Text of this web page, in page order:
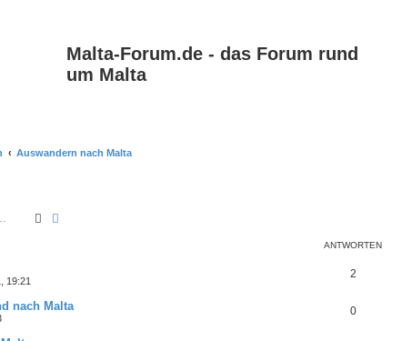
Malta-Forum.de - das Forum rund
um Malta
Auswandern nach Malta
Suche
ANTWORTEN
19:21
2
nach Malta 0